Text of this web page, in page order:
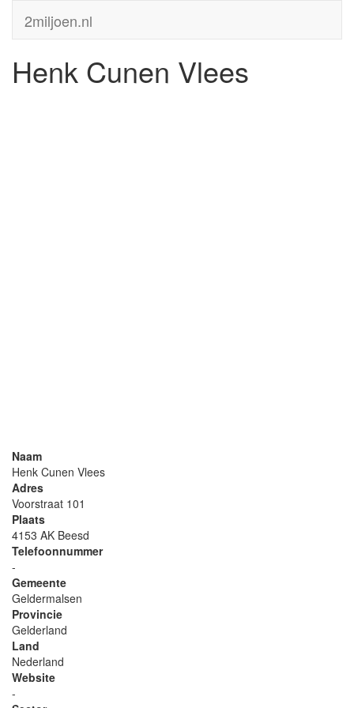
2miljoen.nl
Henk Cunen Vlees
Naam
Henk Cunen Vlees
Adres
Voorstraat 101
Plaats
4153 AK Beesd
Telefoonnummer
-
Gemeente
Geldermalsen
Provincie
Gelderland
Land
Nederland
Website
-